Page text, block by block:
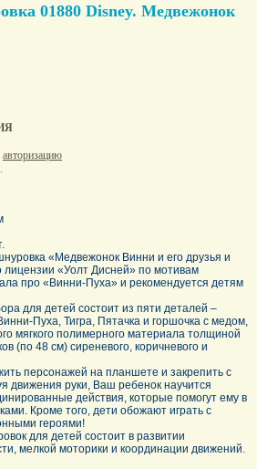
01880 Disney. Медвежонок
авторизацию
«Медвежонок Винни и его друзья и
лицензии «Уолт Дисней» по мотивам
про «Винни-Пуха» и рекомендуется детям
для детей состоит из пяти деталей –
Пуха, Тигра, Пятачка и горшочка с медом,
мягкого полимерного материала толщиной
(по 48 см) сиреневого, коричневого и
персонажей на планшете и закрепить с
движения руки, Ваш ребенок научится
действия, которые помогут ему в
Кроме того, дети обожают играть с
героями!
для детей состоит в развитии
мелкой моторики и координации движений.